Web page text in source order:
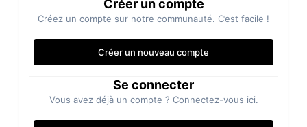
Créer un compte
Créez un compte sur notre communauté. C’est facile !
Créer un nouveau compte
Se connecter
Vous avez déjà un compte ? Connectez-vous ici.